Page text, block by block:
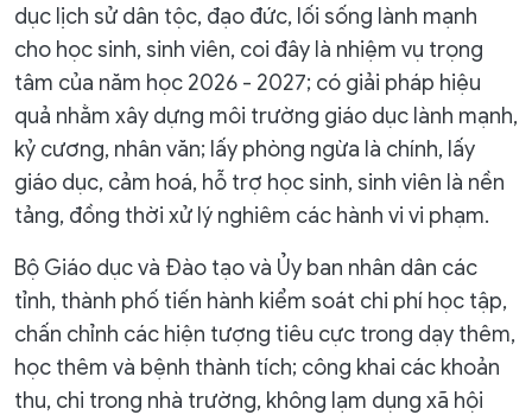
dục lịch sử dân tộc, đạo đức, lối sống lành mạnh
cho học sinh, sinh viên, coi đây là nhiệm vụ trọng
tâm của năm học 2026 - 2027; có giải pháp hiệu
quả nhằm xây dựng môi trường giáo dục lành mạnh,
kỷ cương, nhân văn; lấy phòng ngừa là chính, lấy
giáo dục, cảm hoá, hỗ trợ học sinh, sinh viên là nền
tảng, đồng thời xử lý nghiêm các hành vi vi phạm.
Bộ Giáo dục và Đào tạo và Ủy ban nhân dân các
tỉnh, thành phố tiến hành kiểm soát chi phí học tập,
chấn chỉnh các hiện tượng tiêu cực trong dạy thêm,
học thêm và bệnh thành tích; công khai các khoản
thu, chi trong nhà trường, không lạm dụng xã hội